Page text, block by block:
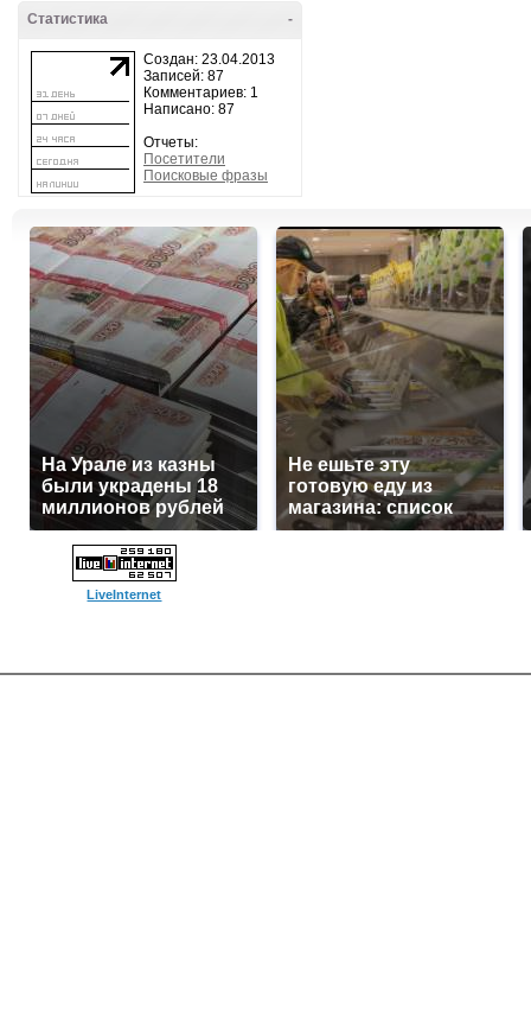
-
Статистика
Создан: 23.04.2013
Записей: 87
Комментариев: 1
Написано: 87
Отчеты:
Посетители
Поисковые фразы
На Урале из казны
были украдены 18
миллионов рублей
Не ешьте эту
готовую еду из
магазина: список
LiveInternet